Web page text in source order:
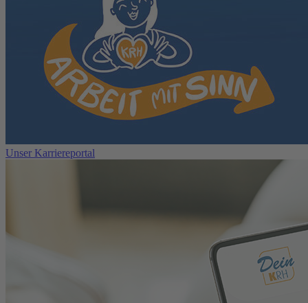
Unser Karriereportal